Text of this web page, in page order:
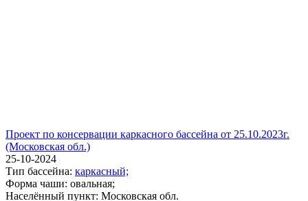
Проект по консервации каркасного бассейна от 25.10.2023г.
(Московская обл.)
25-10-2024
Тип бассейна: каркасный;
Форма чаши: овальная;
Населённый пункт: Московская обл.